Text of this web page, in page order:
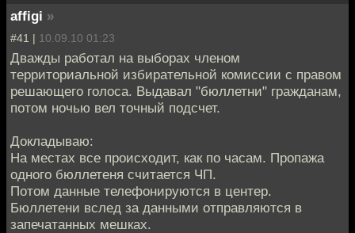
affigi »
#41 | 10.09.10 01:23
Дважды работал на выборах членом
территориальной избирательной комиссии с правом
решающего голоса. Выдавал "бюллетни" гражданам,
потом ночью вел точный подсчет.
Докладываю:
На местах все происходит, как по часам. Пропажа
одного бюллетеня считается ЧП.
Потом данные телефонируются в центер.
Бюллетени вслед за данными отправляются в
запечатанных мешках.